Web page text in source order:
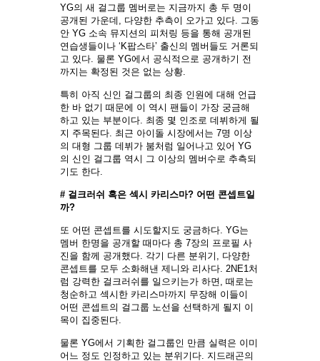
YG의 새 걸그룹 멤버로는 지금까지 총 두 명이
공개된 가운데, 다양한 추측이 오가고 있다. 그동
안 YG 소속 뮤지션의 피처링 등을 통해 공개된
연습생들이나 ‘K팝스타’ 출신의 멤버들도 거론되
고 있다. 물론 YG에서 공식적으로 공개하기 전
까지는 확정된 것은 없는 상황.
특히 아직 신인 걸그룹의 최종 인원에 대해 언급
한 바 없기 때문에 이 역시 팬들이 가장 궁금해
하고 있는 부분이다. 최종 몇 인조로 데뷔하게 될
지 주목된다. 최근 아이돌 시장에서는 7명 이상
의 대형 그룹 데뷔가 붐처럼 일어나고 있어 YG
의 신인 걸그룹 역시 그 이상의 멤버수로 추측되
기도 한다.
# 걸크러쉬 혹은 섹시 카리스마? 어떤 콘셉트일
까?
또 어떤 콘셉트를 시도할지도 궁금하다. YG는
멤버 한명을 공개할 때마다 총 7장의 프로필 사
진을 함께 공개했다. 각기 다른 분위기, 다양한
콘셉트를 모두 소화해낸 제니와 리사다. 2NE1처
럼 강력한 걸크러쉬를 일으키는가 하면, 때로는
청순하고 섹시한 카리스마까지 무장해 이들이
어떤 콘셉트의 걸그룹 노선을 선택하게 될지 이
목이 집중된다.
물론 YG에서 기획한 걸그룹인 만큼 실력은 이미
어느 정도 인정하고 있는 분위기다. 지드래곤의